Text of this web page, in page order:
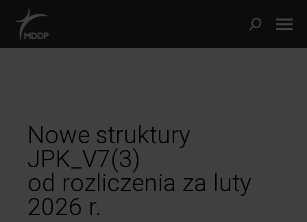
Nowe struktury
JPK_V7(3)
od rozliczenia za luty
2026 r.